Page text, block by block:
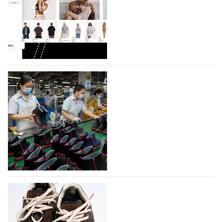
На платформе Lamoda - новый раздел и
условия продвижения локальных
дизайнерских марок
Российский маркетплейс Lamoda решил обновить
раздел для продажи продукции локальных
дизайнерских марок одежды, обуви и аксессуаров.
Бренды также получат маркетинговую…
06.08.2026 217
Объем мирового производства обуви в
2025 году практически не увеличился